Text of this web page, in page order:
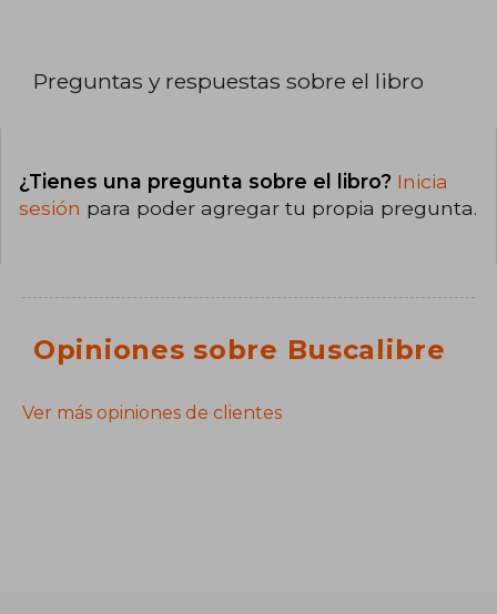
Preguntas y respuestas sobre el libro
¿Tienes una pregunta sobre el libro? Inicia
sesión para poder agregar tu propia pregunta.
Opiniones sobre Buscalibre
Ver más opiniones de clientes